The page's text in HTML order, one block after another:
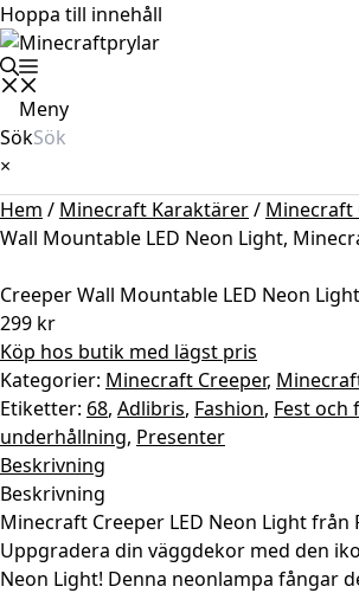
Hoppa till innehåll
Meny
Sök
×
Hem / Minecraft Karaktärer/ Minecraft
Wall Mountable LED Neon Light,
Creeper Wall Mountable LED Neon
299 kr
Köp hos butik med lägst pris
Kategorier: Minecraft Creeper,
Etiketter: 68, Adlibris, Fashion, Fest och
underhållning, Presenter
Beskrivning
Beskrivning
Minecraft Creeper LED Neon Light från
Uppgradera din väggdekor med den
Neon Light! Denna neonlampa fångar